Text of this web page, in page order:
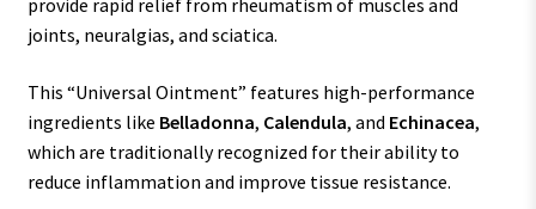
provide rapid relief from rheumatism of muscles and
joints, neuralgias, and sciatica.
This “Universal Ointment” features high-performance
ingredients like Belladonna, Calendula, and Echinacea,
which are traditionally recognized for their ability to
reduce inflammation and improve tissue resistance.